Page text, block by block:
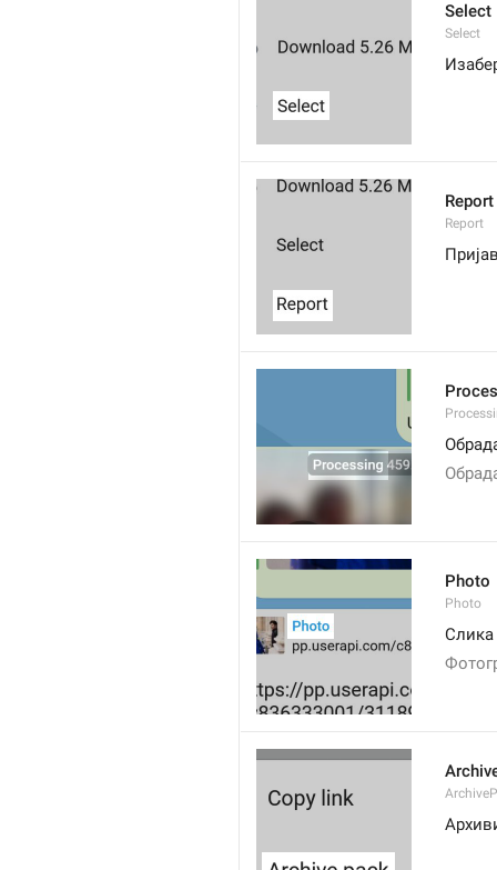
Select
Select
Report
Report
Photo
Photo
Слика